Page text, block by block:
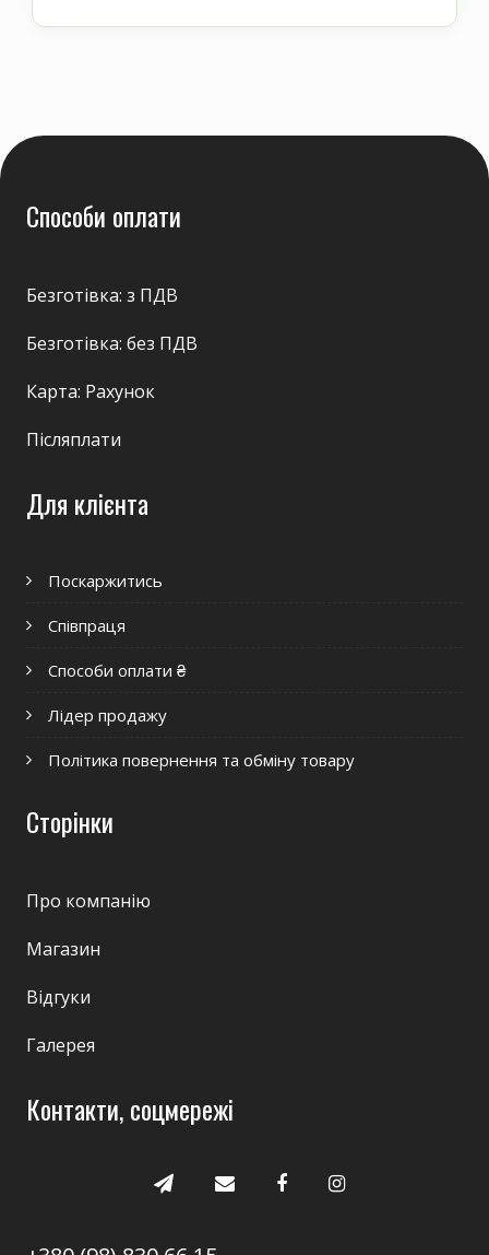
Способи оплати
Безготівка: з ПДВ
Безготівка: без ПДВ
Карта: Рахунок
Післяплати
Для клієнта
Поскаржитись
Співпраця
Способи оплати ₴
Лідер продажу
Політика повернення та обміну товару
Сторінки
Про компанію
Магазин
Відгуки
Галерея
Контакти, соцмережі